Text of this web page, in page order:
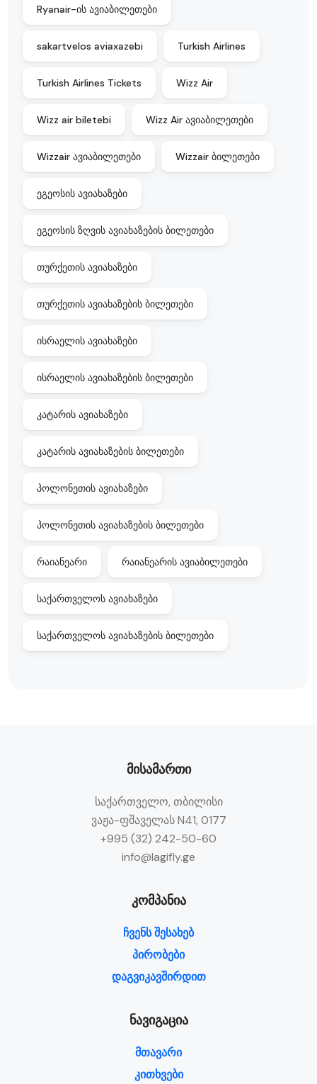
Ryanair-ის ავიაბილეთები
sakartvelos aviaxazebi Turkish Airlines
Turkish Airlines Tickets Wizz Air
Wizz air biletebi Wizz Air ავიაბილეთები
Wizzair ავიაბილეთები Wizzair ბილეთები
ეგეოსის ავიახაზები
ეგეოსის ზღვის ავიახაზების ბილეთები
თურქეთის ავიახაზები
თურქეთის ავიახაზების ბილეთები
ისრაელის ავიახაზები
ისრაელის ავიახაზების ბილეთები
კატარის ავიახაზები
კატარის ავიახაზების ბილეთები
პოლონეთის ავიახაზები
პოლონეთის ავიახაზების ბილეთები
რაიანეარი რაიანეარის ავიაბილეთები
საქართველოს ავიახაზები
საქართველოს ავიახაზების ბილეთები
მისამართი
საქართველო, თბილისი
ვაჟა-ფშაველას N41, 0177
+995 (32) 242-50-60
info@lagifly.ge
კომპანია
ჩვენს შესახებ
პირობები
დაგვიკავშირდით
ნავიგაცია
მთავარი
კითხვები